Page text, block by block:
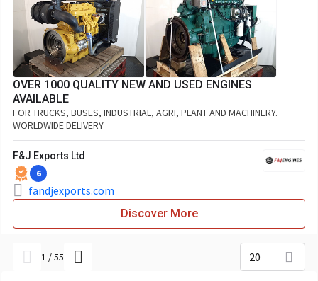
OVER 1000 QUALITY NEW AND USED ENGINES
AVAILABLE
FOR TRUCKS, BUSES, INDUSTRIAL, AGRI, PLANT AND MACHINERY.
WORLDWIDE DELIVERY
F&J Exports Ltd
6
fandjexports.com
Discover More
1 /55 20